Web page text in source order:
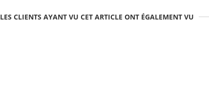
LES CLIENTS AYANT VU CET ARTICLE ONT ÉGALEMENT VU